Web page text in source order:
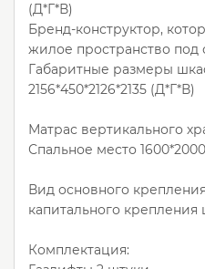
(Д*Г*В)
Бренд-конструктор,
жилое пространство под
Габаритные размеры
2156*450*2126*2135 (Д*Г*В)
Матрас вертикального
Спальное место 1600*2000
Вид основного
капитального крепления
Комплектация: